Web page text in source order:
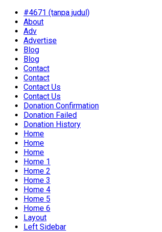
#4671 (tanpa judul)
About
Adv
Advertise
Blog
Blog
Contact
Contact
Contact Us
Contact Us
Donation Confirmation
Donation Failed
Donation History
Home
Home
Home
Home 1
Home 2
Home 3
Home 4
Home 5
Home 6
Layout
Left Sidebar